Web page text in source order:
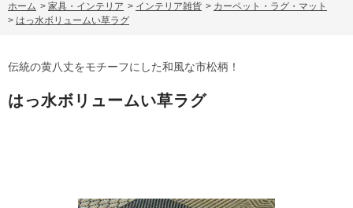
ホーム > 家具・インテリア > インテリア雑貨 > カーペット・ラグ・マット
> はっ水ボリュームい草ラグ
伝統の黄八丈をモチーフにした和風な市松柄！
はっ水ボリュームい草ラグ